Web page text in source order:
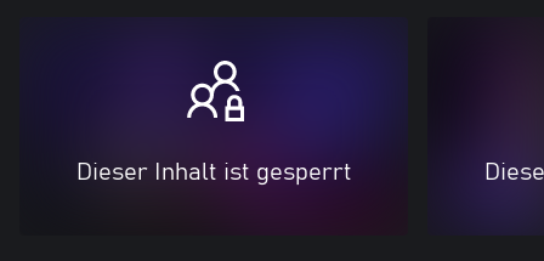
Dieser Inhalt ist gesperrt